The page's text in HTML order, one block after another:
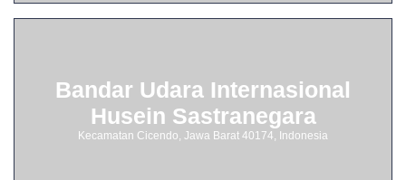
Bandar Udara Internasional
Husein Sastranegara
Kecamatan Cicendo, Jawa Barat 40174, Indonesia